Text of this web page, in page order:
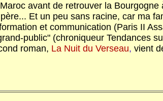
avant de retrouver la
Et un peu sans racine, car ma
et communication (Paris II
public" (chroniqueur Tendances
roman, La Nuit du Verseau, vient